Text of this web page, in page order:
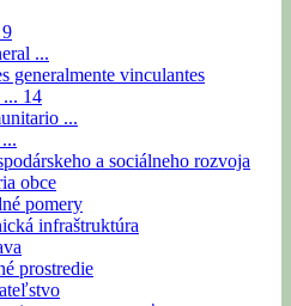
9
...
generalmente vinculantes
14
...
a sociálneho rozvoja
obce
pomery
infraštruktúra
prostredie